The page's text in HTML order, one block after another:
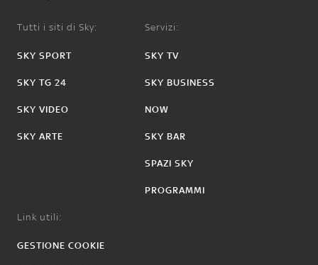
Tutti i siti di Sky:
SKY SPORT
SKY TG 24
SKY VIDEO
SKY ARTE
Servizi:
SKY TV
SKY BUSINESS
NOW
SKY BAR
SPAZI SKY
PROGRAMMI
Link utili:
GESTIONE COOKIE